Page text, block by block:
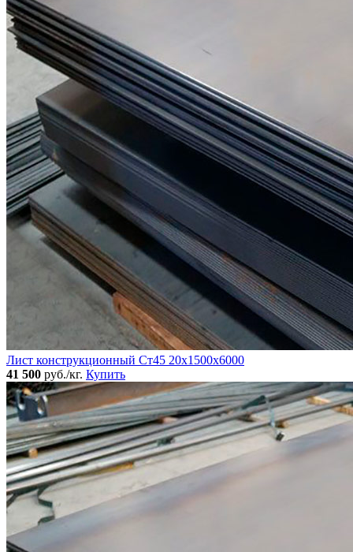
Лист конструкционный Ст45 20х1500х6000
41 500 руб./кг. Купить